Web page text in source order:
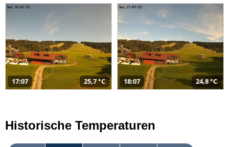
17:07 25,7 °C 18:07 24,8 °C
Historische Temperaturen